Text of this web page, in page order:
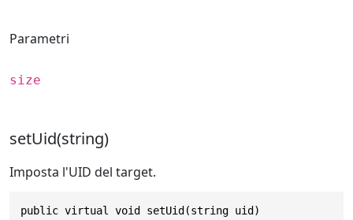
Parametri
size
setUid(string)
Imposta l'UID del target.
public virtual void setUid(string uid)